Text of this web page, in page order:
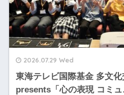
2026.07.29 Wed
東海テレビ国際基金 多文
presents「心の表現 コミ